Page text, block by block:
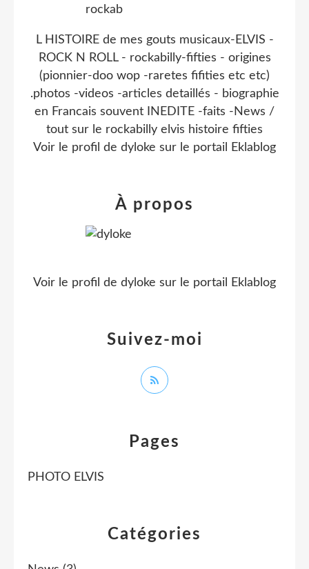
Catégories
Pages
PHOTO ELVIS
L HISTOIRE de mes gouts musicaux-ELVIS -
ROCK N ROLL - rockabilly-fifties - origines
(pionnier-doo wop -raretes fifities etc etc)
.photos -videos -articles detaillés - biographie
en Francais souvent INEDITE -faits -News /
tout sur le rockabilly elvis histoire fifties
Voir le profil de dyloke sur le portail Eklablog
Suivez-moi
À propos
Voir le profil de dyloke sur le portail Eklablog